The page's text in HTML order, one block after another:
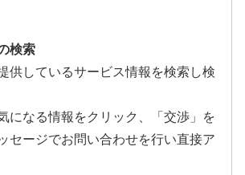
検索
供しているサービス情報を検索し検
になる情報をクリック、「交渉」を
セージでお問い合わせを行い直接ア